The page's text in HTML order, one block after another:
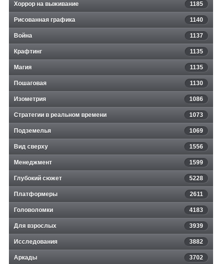
Хоррор на выживание 1185
Рисованная графика 1140
Война 1137
Крафтинг 1135
Магия 1135
Пошаговая 1130
Изометрия 1086
Стратегии в реальном времени 1073
Подземелья 1069
Вид сверху 1556
Менеджмент 1599
Глубокий сюжет 5228
Платформеры 2611
Головоломки 4183
Для взрослых 3939
Исследования 3882
Аркады 3702